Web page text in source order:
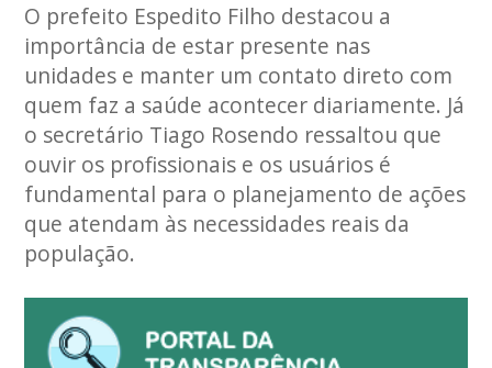
O prefeito Espedito Filho destacou a
importância de estar presente nas
unidades e manter um contato direto com
quem faz a saúde acontecer diariamente. Já
o secretário Tiago Rosendo ressaltou que
ouvir os profissionais e os usuários é
fundamental para o planejamento de ações
que atendam às necessidades reais da
população.